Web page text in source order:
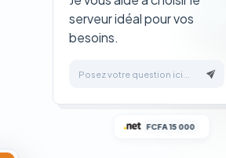
serveur idéal pour vos
besoins.
Posez votre question ici...
FCFA 15 000